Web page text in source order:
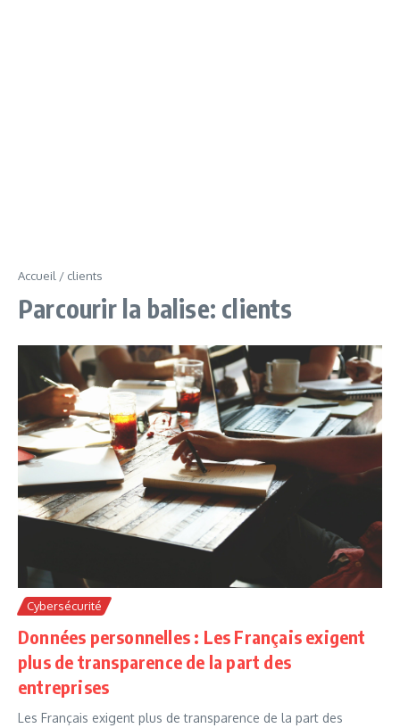
Accueil / clients
Parcourir la balise: clients
Cybersécurité
Données personnelles : Les Français exigent
plus de transparence de la part des
entreprises
Les Français exigent plus de transparence de la part des